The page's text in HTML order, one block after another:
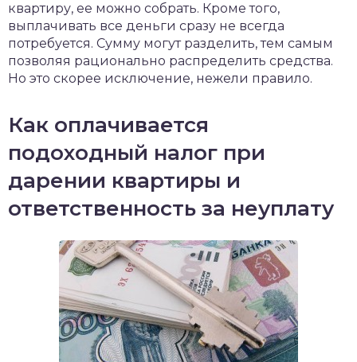
квартиру, ее можно собрать. Кроме того,
выплачивать все деньги сразу не всегда
потребуется. Сумму могут разделить, тем самым
позволяя рационально распределить средства.
Но это скорее исключение, нежели правило.
Как оплачивается
подоходный налог при
дарении квартиры и
ответственность за неуплату